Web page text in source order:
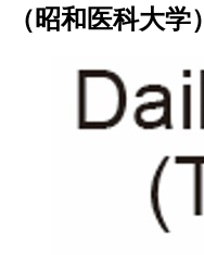
（昭和医科大学）